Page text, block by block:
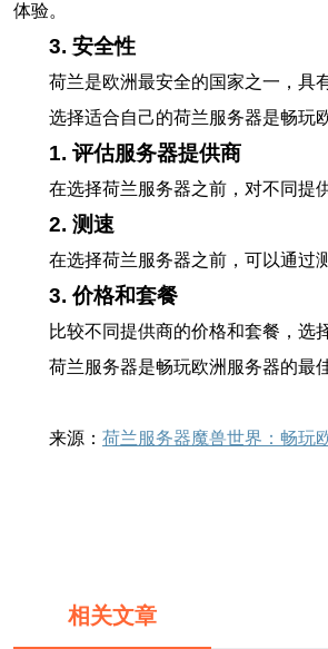
体验。
3. 安全性
荷兰是欧洲最安全的国家之一，具
选择适合自己的荷兰服务器是畅玩
1. 评估服务器提供商
在选择荷兰服务器之前，对不同提
2. 测速
在选择荷兰服务器之前，可以通过
3. 价格和套餐
比较不同提供商的价格和套餐，选
荷兰服务器是畅玩欧洲服务器的最
来源： 荷兰服务器魔兽世界：畅玩
相关文章